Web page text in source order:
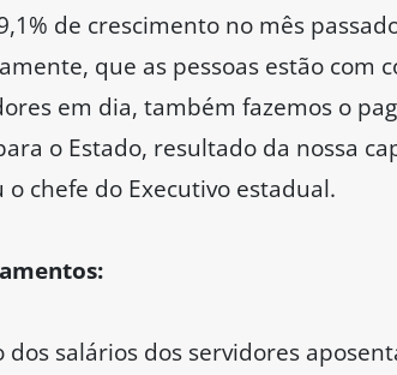
de crescimento no mês
que as pessoas estão com
em dia, também fazemos o
o Estado, resultado da nossa
o chefe do Executivo estadual.
salários dos servidores